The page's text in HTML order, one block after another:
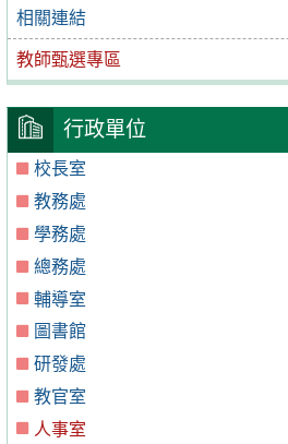
相關連結
教師甄選專區
行政單位
校長室
教務處
學務處
總務處
輔導室
圖書館
研發處
教官室
人事室